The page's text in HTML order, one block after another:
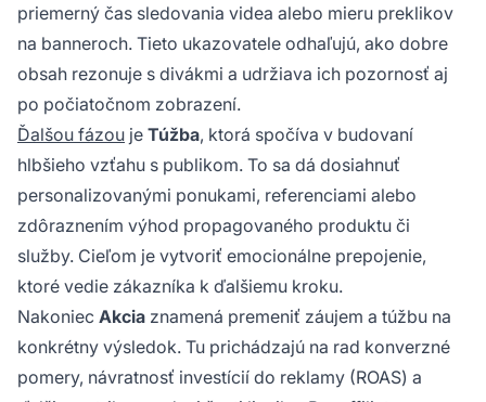
priemerný čas sledovania videa alebo mieru preklikov
na banneroch. Tieto ukazovatele odhaľujú, ako dobre
obsah rezonuje s divákmi a udržiava ich pozornosť aj
po počiatočnom zobrazení.
Ďalšou fázou je Túžba, ktorá spočíva v budovaní
hlbšieho vzťahu s publikom. To sa dá dosiahnuť
personalizovanými ponukami, referenciami alebo
zdôraznením výhod propagovaného produktu či
služby. Cieľom je vytvoriť emocionálne prepojenie,
ktoré vedie zákazníka k ďalšiemu kroku.
Nakoniec Akcia znamená premeniť záujem a túžbu na
konkrétny výsledok. Tu prichádzajú na rad konverzné
pomery, návratnosť investícií do reklamy (ROAS) a